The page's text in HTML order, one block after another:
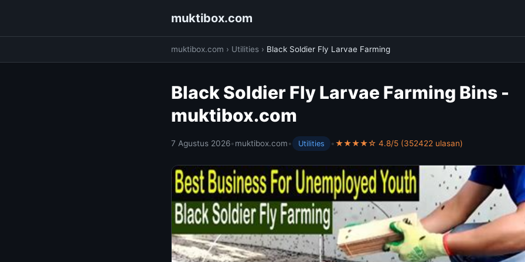
muktibox.com
muktibox.com › Utilities › Black Soldier Fly Larvae Farming
Black Soldier Fly Larvae Farming Bins -
muktibox.com
7 Agustus 2026•muktibox.com• Utilities •★★★★☆ 4.8/5 (352422 ulasan)